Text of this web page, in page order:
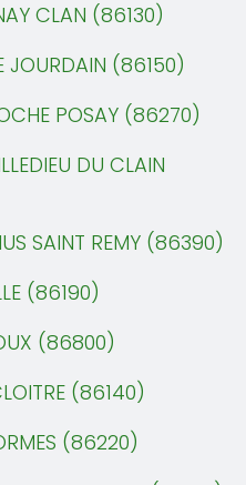
CLAN (86130)
(86150)
POSAY (86270)
DU CLAIN
SAINT REMY (86390)
(86190)
(86800)
(86140)
(86220)